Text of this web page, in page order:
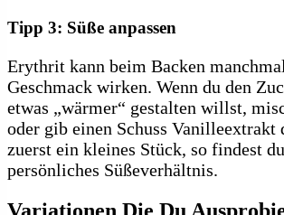
Tipp 3: Süße anpassen
Erythrit kann beim Backen
Geschmack wirken. Wenn du den
etwas „wärmer“ gestalten willst,
oder gib einen Schuss Vanilleextrakt
zuerst ein kleines Stück, so findest
persönliches Süßeverhältnis.
Variationen Die Du